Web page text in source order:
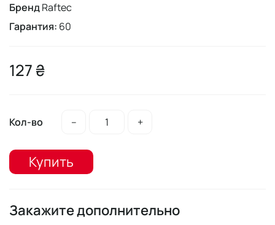
БрендRaftec
Гарантия: 60
127 ₴
Кол-во – +
Купить
Закажите дополнительно